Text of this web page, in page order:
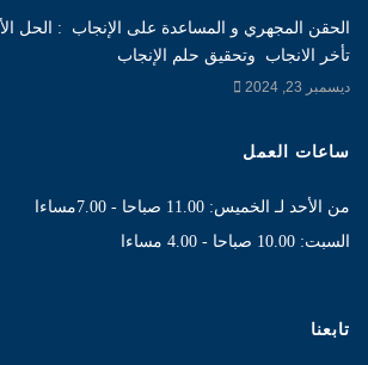
الحقن المجهري و المساعدة على الإنجاب : الحل
تأخر الانجاب وتحقيق حلم الإنجاب
ديسمبر 23, 2024
ساعات العمل
من الأحد لـ الخميس: 11.00 صباحا - 7.00مساءا
السبت: 10.00 صباحا - 4.00 مساءا
تابعنا